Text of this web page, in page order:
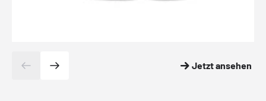
Jetzt ansehen